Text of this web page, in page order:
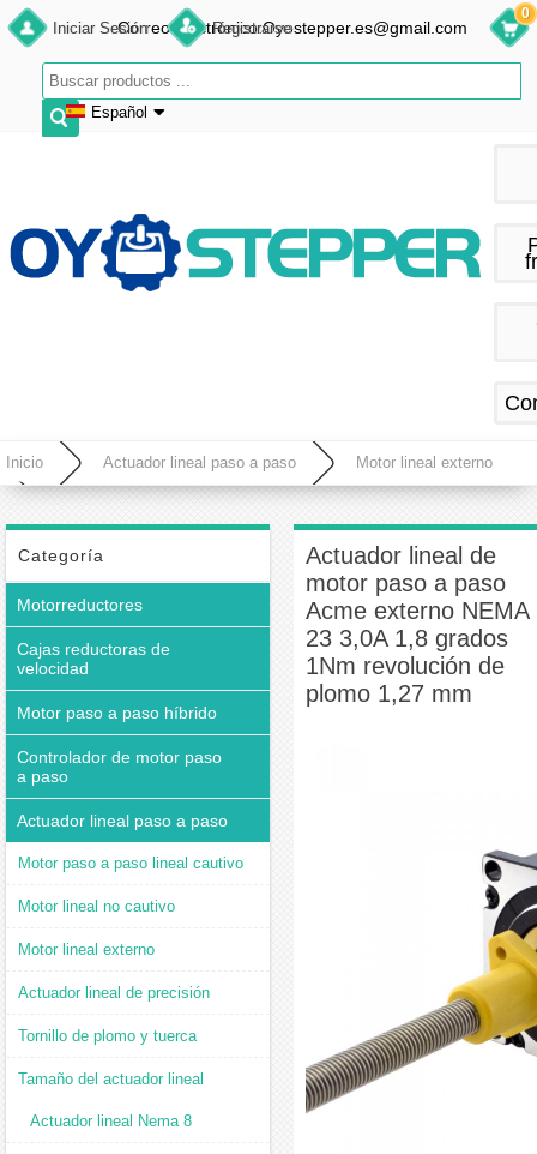
Iniciar Sesión Registrarse
Español
Français
Español
Correo electrónico:Oyostepper.es@gmail.com
0
Inicio Actuador lineal paso a paso Motor lineal externo
1Nm revolución de plomo 1,27 mm
Categoría
Motorreductores
Cajas reductoras de
velocidad
Motor paso a paso híbrido
Controlador de motor paso
a paso
Actuador lineal paso a paso
Motor paso a paso lineal cautivo
Motor lineal no cautivo
Motor lineal externo
Actuador lineal de precisión
Tornillo de plomo y tuerca
Tamaño del actuador lineal
Actuador lineal Nema 8
Actuador lineal de
motor paso a paso
Acme externo NEMA
23 3,0A 1,8 grados
1Nm revolución de
plomo 1,27 mm